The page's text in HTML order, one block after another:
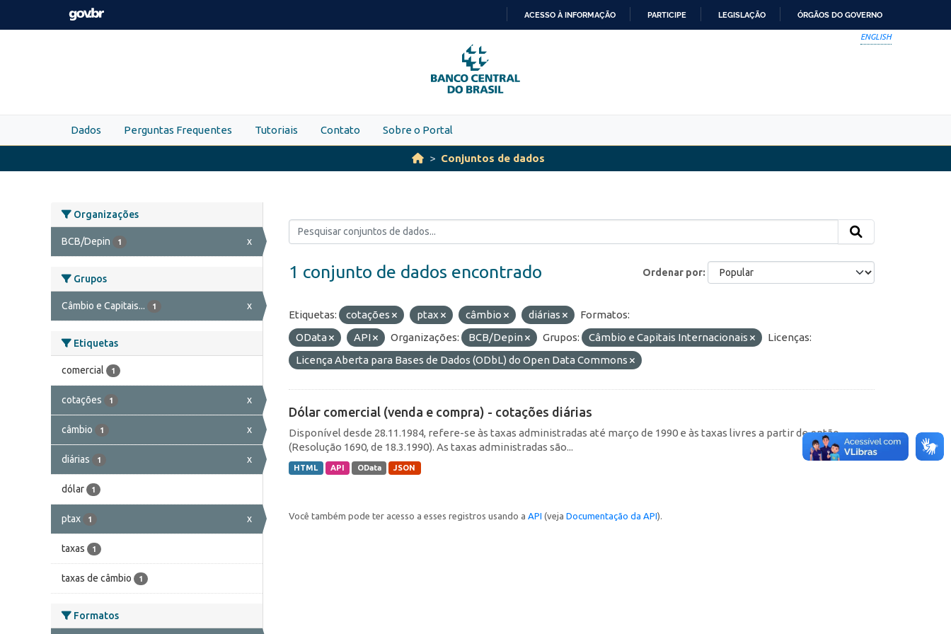
Skip to main content
PARA
O
CONTEÚDO
ACESSO À INFORMAÇÃO PARTICIPE LEGISLAÇÃO ÓRGÃOS DO GOVERNO
ENGLISH
Dados Perguntas Frequentes Tutoriais Contato Sobre o Portal
Conjuntos de dados
Organizações
BCB/Depin 1 x
Grupos
Câmbio e Capitais... 1 x
Etiquetas
comercial 1
cotações 1 x
câmbio 1 x
diárias 1 x
dólar 1
ptax 1 x
taxas 1
taxas de câmbio 1
Formatos
Ordenar por
1 conjunto de dados encontrado
Etiquetas: cotações ptax câmbio diárias
Formatos:
OData
API Organizações: BCB/Depin Grupos: Câmbio e Capitais Internacionais
Licenças:
Licença Aberta para Bases de Dados (ODbL) do Open Data Commons
Dólar comercial (venda e compra) - cotações diárias
Disponível desde 28.11.1984, refere-se às taxas administradas até março de 1990 e às taxas livres a partir de então
(Resolução 1690, de 18.3.1990). As taxas administradas são...
HTML API OData JSON
Você também pode ter acesso a esses registros usando a API (veja Documentação da API).